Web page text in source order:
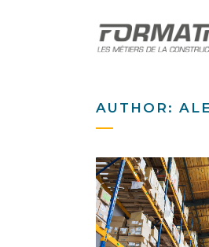
AUTHOR: